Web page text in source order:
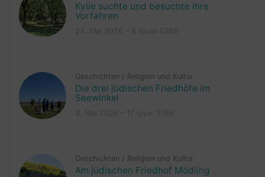
Kylie suchte und besuchte ihre
Vorfahren
Geschichten / Religion und Kultur
Die drei jüdischen Friedhöfe im
Seewinkel
Geschichten / Religion und Kultur
Am jüdischen Friedhof Mödling